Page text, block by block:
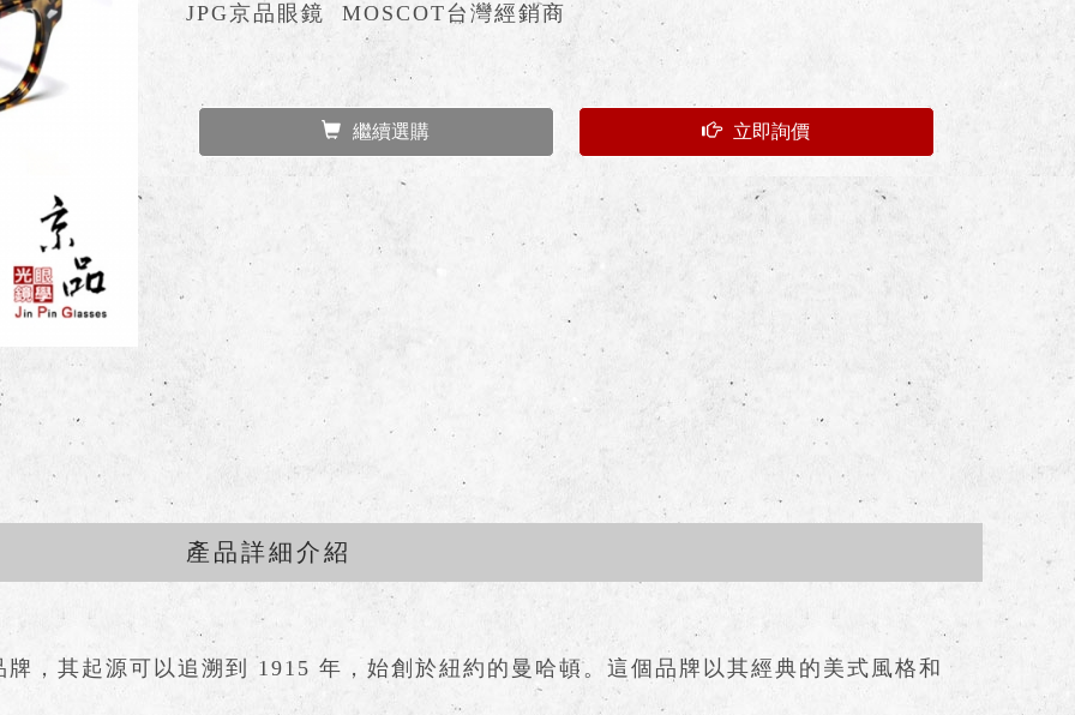
JPG京品眼鏡 MOSCOT台灣經銷商
繼續選購 立即詢價
產品詳細介紹
，其起源可以追溯到 1915 年，始創於紐約的曼哈頓。這個品牌以其經典的美式風格和